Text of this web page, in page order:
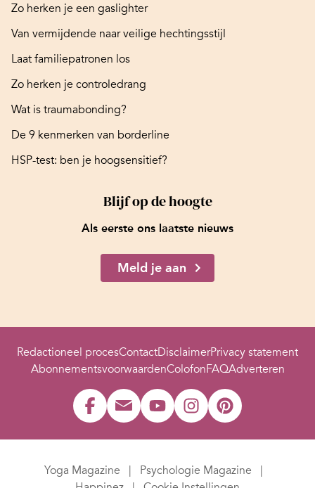
Zo herken je een gaslighter
Van vermijdende naar veilige hechtingsstijl
Laat familiepatronen los
Zo herken je controledrang
Wat is traumabonding?
De 9 kenmerken van borderline
HSP-test: ben je hoogsensitief?
Blijf op de hoogte
Als eerste ons laatste nieuws
Meld je aan
Redactioneel procesContactDisclaimerPrivacy statement
AbonnementsvoorwaardenColofonFAQAdverteren
Yoga Magazine
Psychologie Magazine